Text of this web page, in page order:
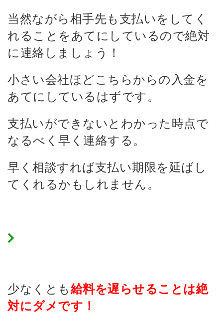
当然ながら相手先も支払いをしてく
れることをあてにしているので絶対
に連絡しましょう！
小さい会社ほどこちらからの入金を
あてにしているはずです。
支払いができないとわかった時点で
なるべく早く連絡する。
早く相談すれば支払い期限を延ばし
てくれるかもしれません。
少なくとも給料を遅らせることは絶
対にダメです！